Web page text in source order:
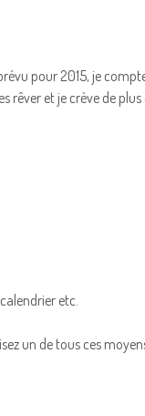
pour 2015, je
et je crève de
etc.
un de tous ces